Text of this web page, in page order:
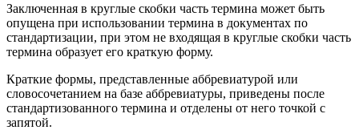
Заключенная в круглые скобки часть термина может быть
опущена при использовании термина в документах по
стандартизации, при этом не входящая в круглые скобки часть
термина образует его краткую форму.
Краткие формы, представленные аббревиатурой или
словосочетанием на базе аббревиатуры, приведены после
стандартизованного термина и отделены от него точкой с
запятой.